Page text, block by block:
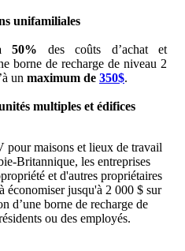
unifamiliales
50% des coûts d’achat et
borne de recharge de niveau 2
un maximum de 350$.
multiples et édifices
pour maisons et lieux de travail
Britannique, les entreprises
et d'autres propriétaires
économiser jusqu'à 2 000 $ sur
d’une borne de recharge de
ou des employés.